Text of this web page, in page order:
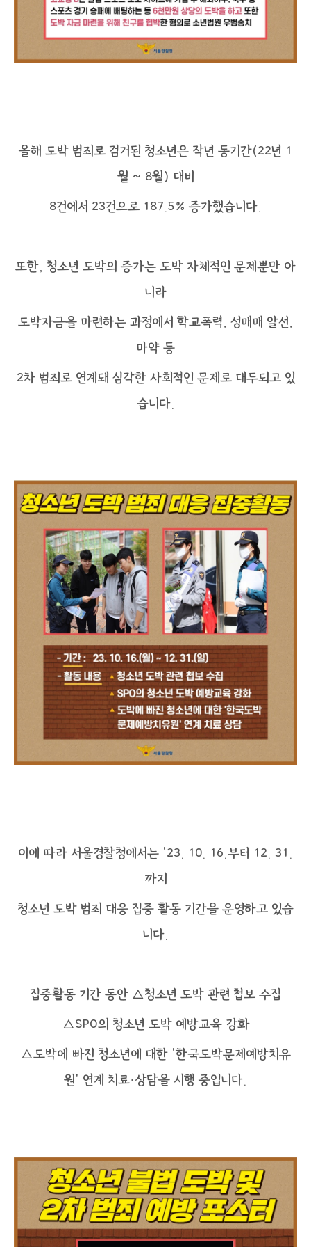
올해 도박 범죄로 검거된 청소년은 작년 동기간(22년 1
월 ~ 8월) 대비
8건에서 23건으로 187.5% 증가했습니다.
또한, 청소년 도박의 증가는 도박 자체적인 문제뿐만 아
니라
도박자금을 마련하는 과정에서 학교폭력, 성매매 알선,
마약 등
2차 범죄로 연계돼 심각한 사회적인 문제로 대두되고 있
습니다.
이에 따라 서울경찰청에서는 ’23. 10. 16.부터 12. 31.
까지
청소년 도박 범죄 대응 집중 활동 기간을 운영하고 있습
니다.
집중활동 기간 동안 △청소년 도박 관련 첩보 수집
△SPO의 청소년 도박 예방교육 강화
△도박에 빠진 청소년에 대한 ‘한국도박문제예방치유
원’ 연계 치료·상담을 시행 중입니다.